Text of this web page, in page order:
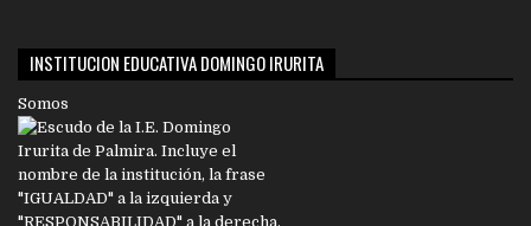
INSTITUCION EDUCATIVA DOMINGO IRURITA
Somos